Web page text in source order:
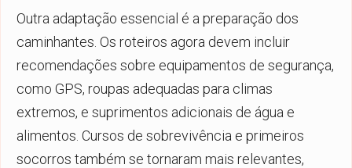
Outra adaptação essencial é a preparação dos
caminhantes. Os roteiros agora devem incluir
recomendações sobre equipamentos de segurança,
como GPS, roupas adequadas para climas
extremos, e suprimentos adicionais de água e
alimentos. Cursos de sobrevivência e primeiros
socorros também se tornaram mais relevantes,